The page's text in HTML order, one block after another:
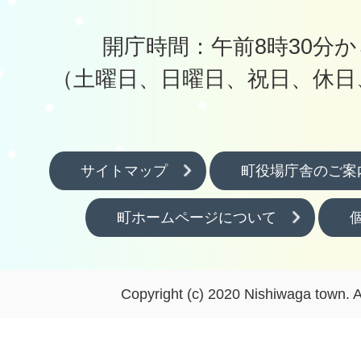
開庁時間：午前8時30分
（土曜日、日曜日、祝日、休
サイトマップ 町役場庁舎のご案
町ホームページについて
Copyright (c) 2020 Nishiwaga town.